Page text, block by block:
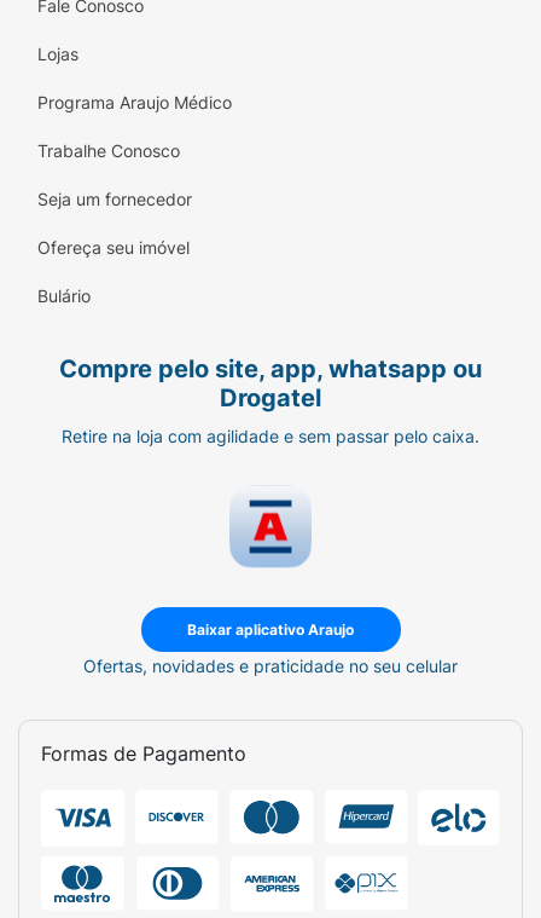
aplicação. Obs: em cabelos brancos, o tempo de
15 minutos além do tempo estabelecido.
Fale Conosco
Lojas
Programa Araujo Médico
Trabalhe Conosco
Seja um fornecedor
Ofereça seu imóvel
Bulário
Compre pelo site, app, whatsapp ou
Drogatel
Retire na loja com agilidade e sem passar pelo caixa.
Baixar aplicativo Araujo
Ofertas, novidades e praticidade no seu celular
Formas de Pagamento